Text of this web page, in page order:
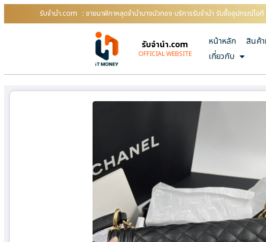
รับจํานํา.com : ขายนาฬิกาหลุดจำนำบางบัวทอง บริการรับจำนำ รับซื้ออุปกรณ์ไอ
รับจํานํา.com
OFFICIAL WEBSITE
หน้าหลัก สินค้า
เกี่ยวกับ